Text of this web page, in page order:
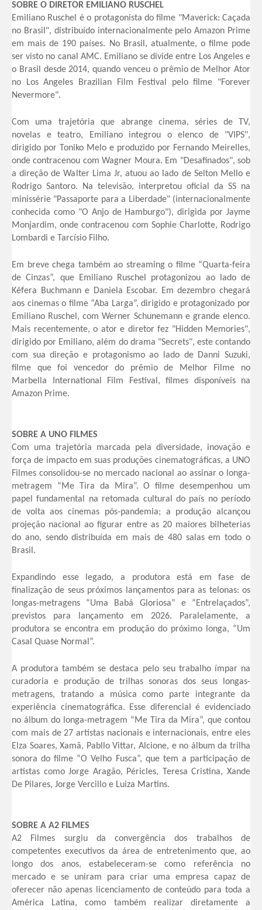
SOBRE O DIRETOR EMILIANO RUSCHEL
Emiliano Ruschel é o protagonista do filme "Maverick: Caçada
no Brasil", distribuído internacionalmente pelo Amazon Prime
em mais de 190 países. No Brasil, atualmente, o filme pode
ser visto no canal AMC. Emiliano se divide entre Los Angeles e
o Brasil desde 2014, quando venceu o prêmio de Melhor Ator
no Los Angeles Brazilian Film Festival pelo filme "Forever
Nevermore".
Com uma trajetória que abrange cinema, séries de TV,
novelas e teatro, Emiliano integrou o elenco de "VIPS",
dirigido por Toniko Melo e produzido por Fernando Meirelles,
onde contracenou com Wagner Moura. Em "Desafinados", sob
a direção de Walter Lima Jr, atuou ao lado de Selton Mello e
Rodrigo Santoro. Na televisão, interpretou oficial da SS na
minissérie "Passaporte para a Liberdade" (internacionalmente
conhecida como "O Anjo de Hamburgo"), dirigida por Jayme
Monjardim, onde contracenou com Sophie Charlotte, Rodrigo
Lombardi e Tarcísio Filho.
Em breve chega também ao streaming o filme “Quarta-feira
de Cinzas”, que Emiliano Ruschel protagonizou ao lado de
Kéfera Buchmann e Daniela Escobar. Em dezembro chegará
aos cinemas o filme “Aba Larga”, dirigido e protagonizado por
Emiliano Ruschel, com Werner Schunemann e grande elenco.
Mais recentemente, o ator e diretor fez "Hidden Memories",
dirigido por Emiliano, além do drama "Secrets", este contando
com sua direção e protagonismo ao lado de Danni Suzuki,
filme que foi vencedor do prêmio de Melhor Filme no
Marbella International Film Festival, filmes disponíveis na
Amazon Prime.
SOBRE A UNO FILMES
Com uma trajetória marcada pela diversidade, inovação e
força de impacto em suas produções cinematográficas, a UNO
Filmes consolidou-se no mercado nacional ao assinar o longa-
metragem “Me Tira da Mira”. O filme desempenhou um
papel fundamental na retomada cultural do país no período
de volta aos cinemas pós-pandemia; a produção alcançou
projeção nacional ao figurar entre as 20 maiores bilheterias
do ano, sendo distribuída em mais de 480 salas em todo o
Brasil.
Expandindo esse legado, a produtora está em fase de
finalização de seus próximos lançamentos para as telonas: os
longas-metragens “Uma Babá Gloriosa” e “Entrelaçados”,
previstos para lançamento em 2026. Paralelamente, a
produtora se encontra em produção do próximo longa, “Um
Casal Quase Normal”.
A produtora também se destaca pelo seu trabalho ímpar na
curadoria e produção de trilhas sonoras dos seus longas-
metragens, tratando a música como parte integrante da
experiência cinematográfica. Esse diferencial é evidenciado
no álbum do longa-metragem “Me Tira da Mira”, que contou
com mais de 27 artistas nacionais e internacionais, entre eles
Elza Soares, Xamã, Pabllo Vittar, Alcione, e no álbum da trilha
sonora do filme “O Velho Fusca”, que tem a participação de
artistas como Jorge Aragão, Péricles, Teresa Cristina, Xande
De Pilares, Jorge Vercillo e Luiza Martins.
SOBRE A A2 FILMES
A2 Filmes surgiu da convergência dos trabalhos de
competentes executivos da área de entretenimento que, ao
longo dos anos, estabeleceram-se como referência no
mercado e se uniram para criar uma empresa capaz de
oferecer não apenas licenciamento de conteúdo para toda a
América Latina, como também realizar diretamente a